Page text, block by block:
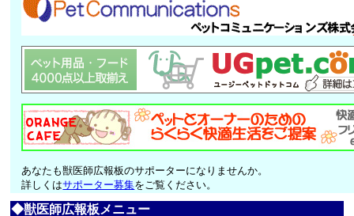
あなたも獣医師広報板のサポーターになりませんか。
詳しくはサポーター募集をご覧ください。
◆獣医師広報板メニュー